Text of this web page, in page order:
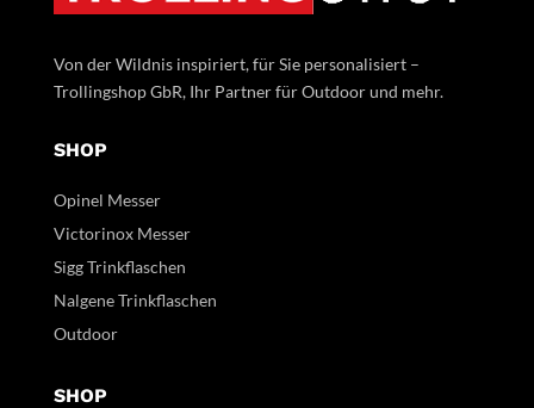
Von der Wildnis inspiriert, für Sie personalisiert –
Trollingshop GbR, Ihr Partner für Outdoor und mehr.
SHOP
Opinel Messer
Victorinox Messer
Sigg Trinkflaschen
Nalgene Trinkflaschen
Outdoor
SHOP